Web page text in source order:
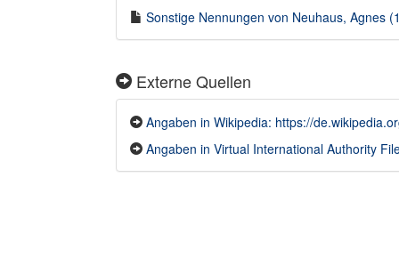
Sonstige Nennungen von Neuhaus, Agnes
Externe Quellen
Angaben in Wikipedia: https://
Angaben in Virtual International Authority